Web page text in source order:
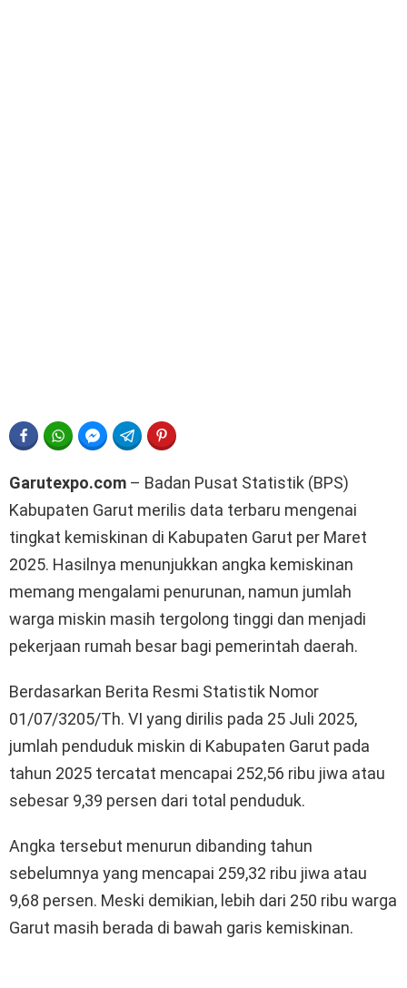
FACEBOOKWHATSAPPFACEBOOK MESSENGER
TELEGRAM
Garutexpo.com – Badan Pusat Statistik (BPS)
Kabupaten Garut merilis data terbaru mengenai
tingkat kemiskinan di Kabupaten Garut per Maret
2025. Hasilnya menunjukkan angka kemiskinan
memang mengalami penurunan, namun jumlah
warga miskin masih tergolong tinggi dan menjadi
pekerjaan rumah besar bagi pemerintah daerah.
Berdasarkan Berita Resmi Statistik Nomor
01/07/3205/Th. VI yang dirilis pada 25 Juli 2025,
jumlah penduduk miskin di Kabupaten Garut pada
tahun 2025 tercatat mencapai 252,56 ribu jiwa atau
sebesar 9,39 persen dari total penduduk.
Angka tersebut menurun dibanding tahun
sebelumnya yang mencapai 259,32 ribu jiwa atau
9,68 persen. Meski demikian, lebih dari 250 ribu warga
Garut masih berada di bawah garis kemiskinan.